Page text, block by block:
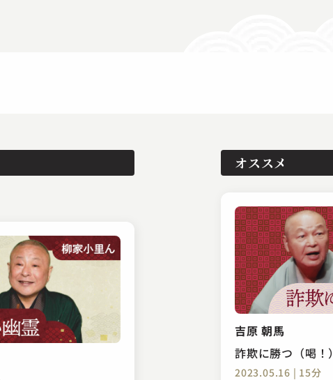
オススメ
吉原 朝馬
詐欺に勝つ（喝！）
2023.05.16 | 15分